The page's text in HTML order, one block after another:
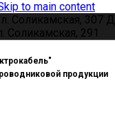
to main content
Соликамская, 307 Д
Соликамская, 291
продукции